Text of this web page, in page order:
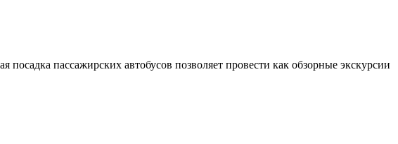
пассажирских автобусов позволяет провести как обзорные экскурсии